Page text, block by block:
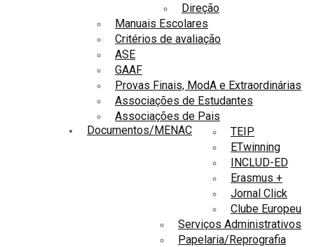
Direção
Manuais Escolares
Critérios de avaliação
ASE
GAAF
Provas Finais, ModA e Extraordinárias
Associações de Estudantes
Associações de Pais
TEIP
ETwinning
INCLUD-ED
Erasmus +
Jornal Click
Clube Europeu
Serviços Administrativos
Papelaria/Reprografia
Documentos/MENAC